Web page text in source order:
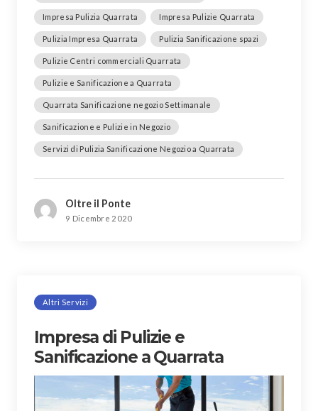
Impresa Pulizia Quarrata Impresa Pulizie Quarrata
Pulizia Impresa Quarrata Pulizia Sanificazione spazi
Pulizie Centri commerciali Quarrata
Pulizie e Sanificazione a Quarrata
Quarrata Sanificazione negozio Settimanale
Sanificazione e Pulizie in Negozio
Servizi di Pulizia Sanificazione Negozio a Quarrata
Oltre il Ponte
9 Dicembre 2020
Altri Servizi
Impresa di Pulizie e
Sanificazione a Quarrata